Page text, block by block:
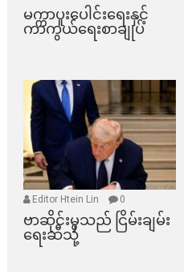
မက္ကာပူးပေါင်းရေးနှင့်
ကာကွယ်ရေးစာချုပ်
Editor Htein Lin 0
ဗာဆိုင်းမှသည် ငြိမ်းချမ်း
ရေးဆီသို့